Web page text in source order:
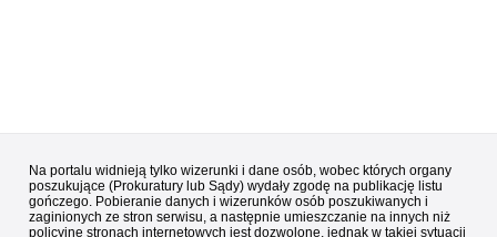
Na portalu widnieją tylko wizerunki i dane osób, wobec których organy
poszukujące (Prokuratury lub Sądy) wydały zgodę na publikację listu
gończego. Pobieranie danych i wizerunków osób poszukiwanych i
zaginionych ze stron serwisu, a następnie umieszczanie na innych niż
policyjne stronach internetowych jest dozwolone, jednak w takiej sytuacji